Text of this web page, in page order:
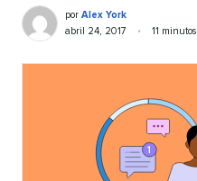
Alex
York
Escrito
por
por Alex York
Publicado
abril 24, 2017 •
Veces
11 minutos